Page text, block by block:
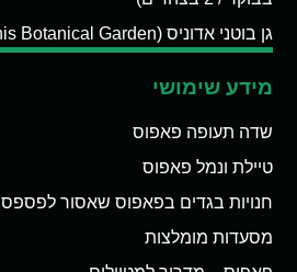
גן בוטני אדוניס (Adonis Botanical Garden) בפאפוס
מידע שימושי
שדה תעופה פאפוס
טיילת ונמל פאפוס
חנויות בגדים בפאפוס שאסור לפספס
מסעדות מומלצות